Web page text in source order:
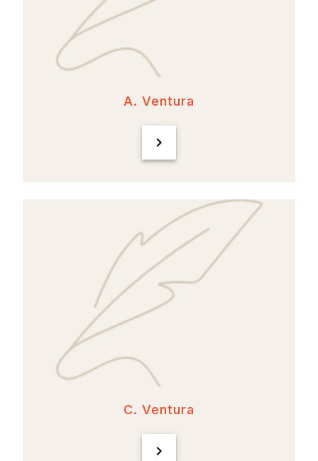
A. Ventura
chevron_right
C. Ventura
chevron_right